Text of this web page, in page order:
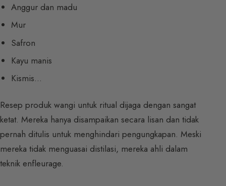
Anggur dan madu
Mur
Safron
Kayu manis
Kismis…
Resep produk wangi untuk ritual dijaga dengan sangat
ketat. Mereka hanya disampaikan secara lisan dan tidak
pernah ditulis untuk menghindari pengungkapan. Meski
mereka tidak menguasai distilasi, mereka ahli dalam
teknik enfleurage.